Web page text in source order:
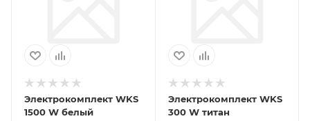
Электрокомплект WKS
1500 W белый
Электрокомплект WKS
300 W титан